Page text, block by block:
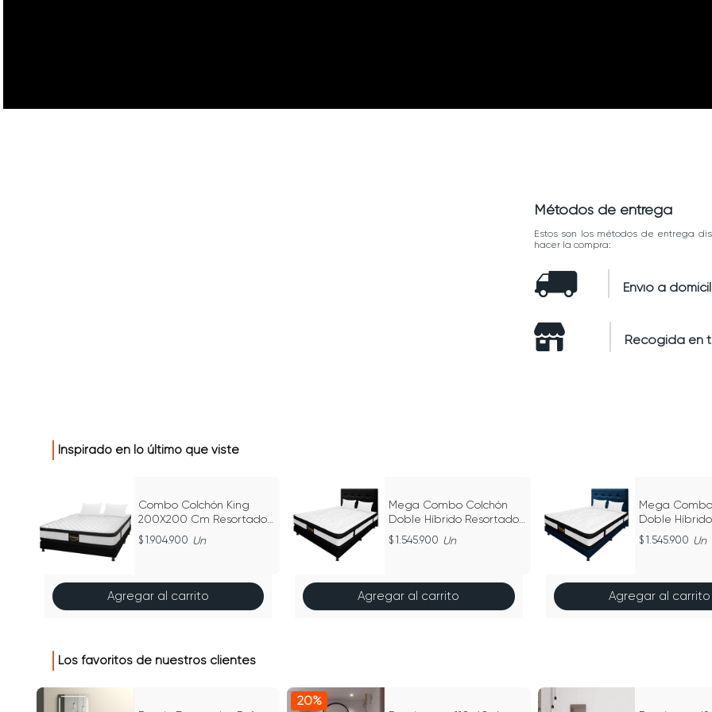
Métodos de entrega
Estos son los métodos de entrega
hacer la compra:
Envío a
Recogida en
Inspirado en lo último que viste
Combo Colchón King
200X200 Cm Resortado
Atenas Negro
1.904.900 Un
Agregar al carrito
Mega Combo Colchón
Doble Híbrido Resortado
Negro 140Cm X 190Cm
1.545.900 Un
Agregar al carrito
Mega
Doble
Azul 140Cm X
1.545.900 Un
Agregar al carrito
Los favoritos de nuestros clientes
20%